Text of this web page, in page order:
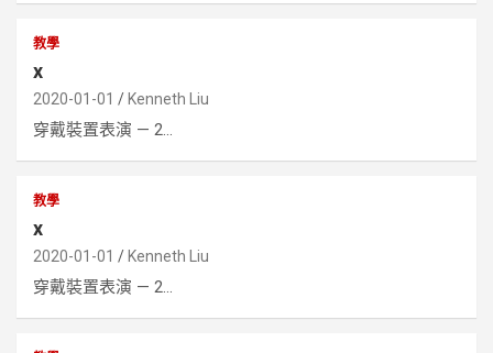
教學
x
2020-01-01 Kenneth Liu
穿戴裝置表演 — 2...
教學
x
2020-01-01 Kenneth Liu
穿戴裝置表演 — 2...